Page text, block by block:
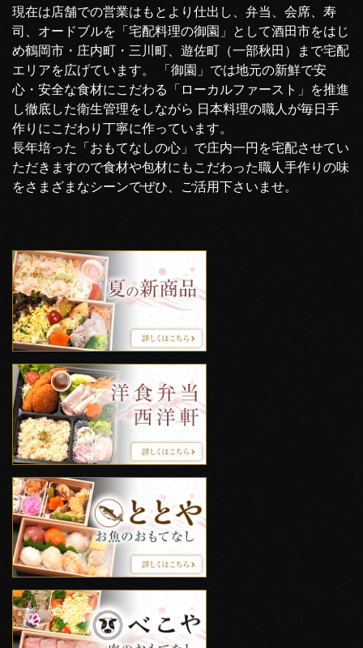
現在は店舗での営業はもとより仕出し、弁当、会席、寿
司、オードブルを「宅配料理の御園」として酒田市をはじ
め鶴岡市・庄内町・三川町、遊佐町（一部秋田）まで宅配
エリアを広げています。 「御園」では地元の新鮮で安
心・安全な食材にこだわる「ローカルファースト」を推進
し徹底した衛生管理をしながら 日本料理の職人が毎日手
作りにこだわり丁寧に作っています。
長年培った「おもてなしの心」で庄内一円を宅配させてい
ただきますので食材や包材にもこだわった職人手作りの味
をさまざまなシーンでぜひ、ご活用下さいませ。